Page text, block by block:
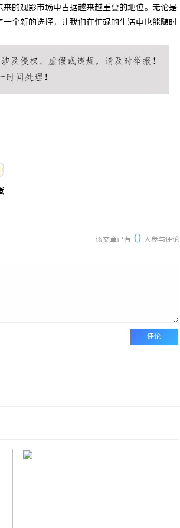
的观影市场中占据越来越重要的地位。无论是
个新的选择，让我们在忙碌的生活中也能随时
该文章已有 0 人参与评论
评论